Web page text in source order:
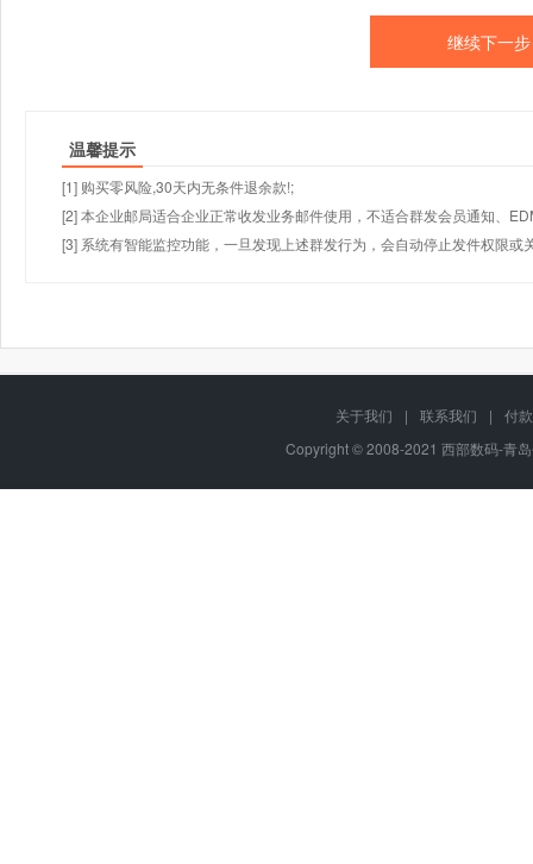
温馨提示
[1] 购买零风险,30天内无条件退余款!;
[2] 本企业邮局适合企业正常收发业务邮件使用，不适合群发会员通知、
[3] 系统有智能监控功能，一旦发现上述群发行为，会自动停止发件权限或
关于我们 | 联系我们 |
付
Copyright © 2008-2021 西部数码-青